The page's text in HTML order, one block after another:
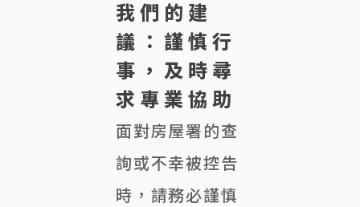
我們的建
議：謹慎行
事，及時尋
求專業協助
面對房屋署的查
詢或不幸被控告
時，請務必謹慎